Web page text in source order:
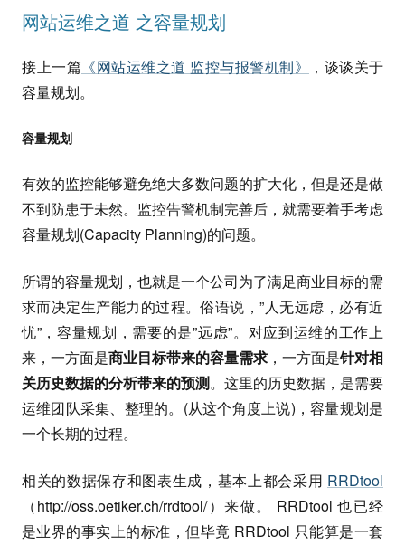
网站运维之道 之容量规划
接上一篇 《网站运维之道 监控与报警机制》
，谈谈关于
容量规划。
容量规划
有效的监控能够避免绝大多数问题的扩大化，但是还是做
不到防患于未然。监控告警机制完善后，就需要着手考虑
容量规划(Capacity Planning)的问题。
所谓的容量规划，也就是一个公司为了满足商业目标的需
求而决定生产能力的过程。俗语说，”人无远虑，必有近
忧”，容量规划，需要的是”远虑”。对应到运维的工作上
来，一方面是商业目标带来的容量需求 ，一方面是针对相
关历史数据的分析带来的预测。这里的历史数据，是需要
运维团队采集、整理的。(从这个角度上说)，容量规划是
一个长期的过程。
相关的数据保存和图表生成，基本上都会采用 RRDtool
（http://oss.oetiker.ch/rrdtool/）来做。 RRDtool 也已经
是业界的事实上的标准，但毕竟 RRDtool 只能算是一套